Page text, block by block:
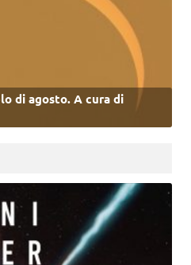
di agosto. A cura di